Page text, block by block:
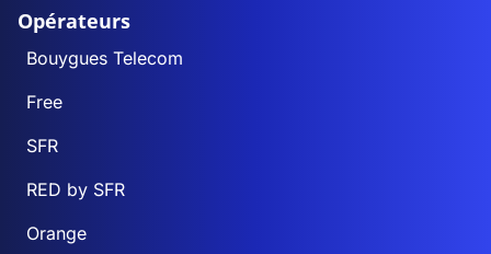
Opérateurs
Bouygues Telecom
Free
SFR
RED by SFR
Orange